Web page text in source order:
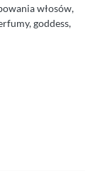
włosów,
goddess,